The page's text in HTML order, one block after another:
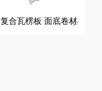
复合瓦楞板 面底卷材